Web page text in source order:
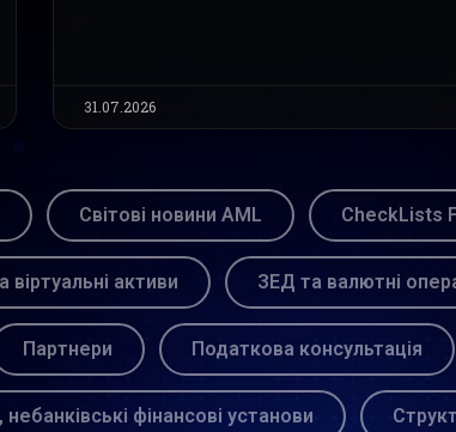
31.07.2026
Світові новини AML CheckLists
віртуальні активи ЗЕД та валютні
Партнери Податкова консультація
фінансові установи